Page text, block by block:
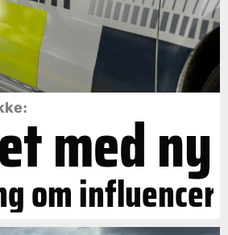
med ny
om influencer